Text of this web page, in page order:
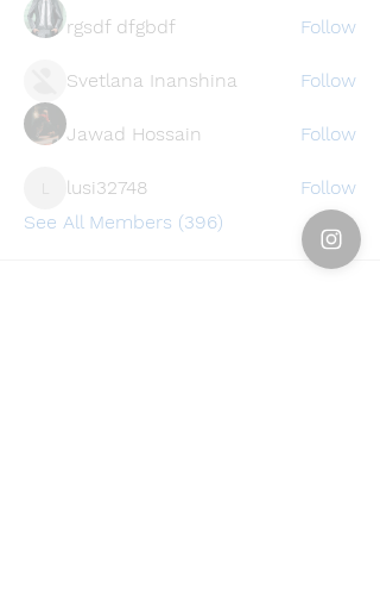
rgsdf dfgbdf Follow
Svetlana Inanshina Follow
Jawad Hossain Follow
lusi32748
lusi32748
Follow
See All Members (396)